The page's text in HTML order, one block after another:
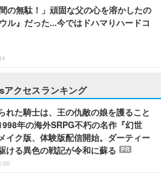
の無駄！」頑固な父の心を溶かしたの
ル』だった…今ではドハマりハードコ
クセスランキング
れた騎士は、王の仇敵の娘を護ること
年の海外SRPG不朽の名作『幻世
イク版、体験版配信開始。ダーティー
ける異色の戦記が令和に蘇る
PR